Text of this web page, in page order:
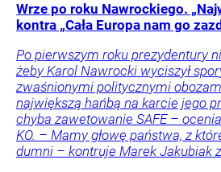
Wrze po roku Nawrockiego.
kontra „Cała Europa nam go
Po pierwszym roku prezydentury
żeby Karol Nawrocki wyciszył
zwaśnionymi politycznymi
największą hańbą na karcie jego
chyba zawetowanie SAFE –
KO. – Mamy głowę państwa, z
dumni – kontruje Marek Jakubiak